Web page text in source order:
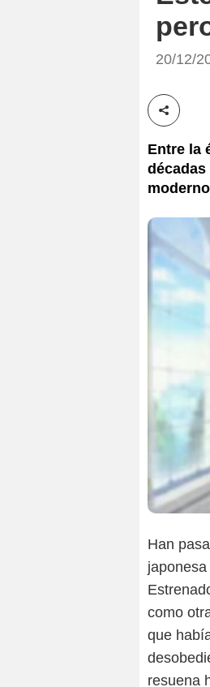
20/12/
Entre la
Han
como
que
resuena